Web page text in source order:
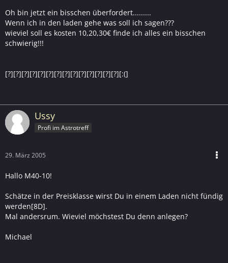
Oh bin jetzt ein bisschen überfordert.........
Wenn ich in den laden gehe was soll ich sagen???
wieviel soll es kosten 10,20,30€ finde ich alles ein bisschen
schwierig!!!
[?][?][?][?][?][?][?][?][?][?][?][?][?][?][:(]
Ussy
Profi im Astrotreff
29. März 2005
Hallo M40-10!
Schätze in der Preisklasse wirst Du in einem Laden nicht fündig
werden[8D].
Mal andersrum. Wieviel möchstest Du denn anlegen?
Michael